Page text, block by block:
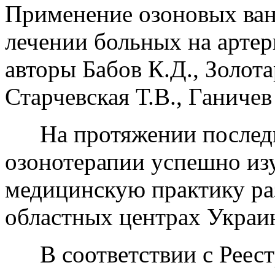
Применение озоновых
лечении больных на
авторы Бабов К.Д.,
Старчевская Т.В.,
На протяжении
озонотерапии успешно
медицинскую практику
областных центрах
В соответствии с